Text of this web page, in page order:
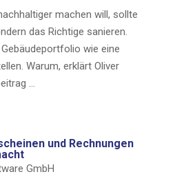
machen will, soll­te
das Rich­ti­ge sanie­ren.
wie eine
War­um, erklärt Oli­ver
…
und Rech­nun­gen
GmbH